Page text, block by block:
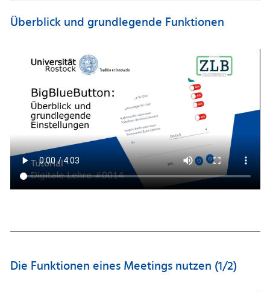
Überblick und grundlegende Funktionen
Die Funktionen eines Meetings nutzen (1/2)